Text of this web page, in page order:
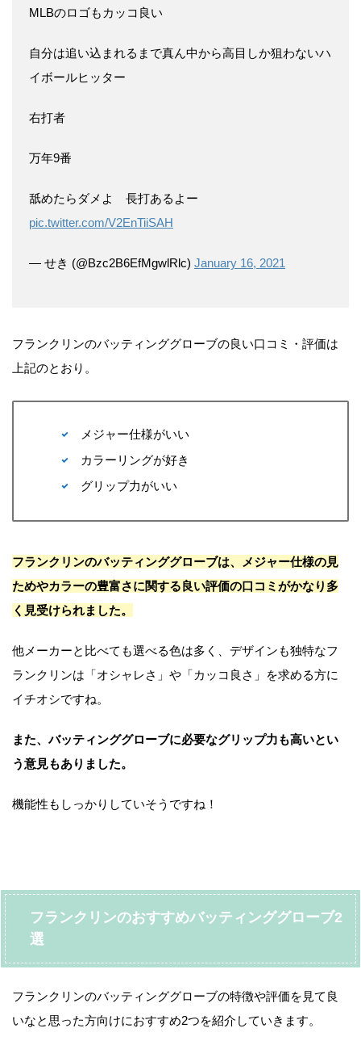
MLBのロゴもカッコ良い
自分は追い込まれるまで真ん中から高目しか狙わないハ
イボールヒッター
右打者
万年9番
舐めたらダメよ 長打あるよー
pic.twitter.com/V2EnTiiSAH
— せき (@Bzc2B6EfMgwlRlc) January 16, 2021
フランクリンのバッティンググローブの良い口コミ・評価は
上記のとおり。
メジャー仕様がいい
カラーリングが好き
グリップ力がいい
フランクリンのバッティンググローブは、メジャー仕様の見
ためやカラーの豊富さに関する良い評価の口コミがかなり多
く見受けられました。
他メーカーと比べても選べる色は多く、デザインも独特なフ
ランクリンは「オシャレさ」や「カッコ良さ」を求める方に
イチオシですね。
また、バッティンググローブに必要なグリップ力も高いとい
う意見もありました。
機能性もしっかりしていそうですね！
フランクリンのおすすめバッティンググローブ2
選
フランクリンのバッティンググローブの特徴や評価を見て良
いなと思った方向けにおすすめ2つを紹介していきます。